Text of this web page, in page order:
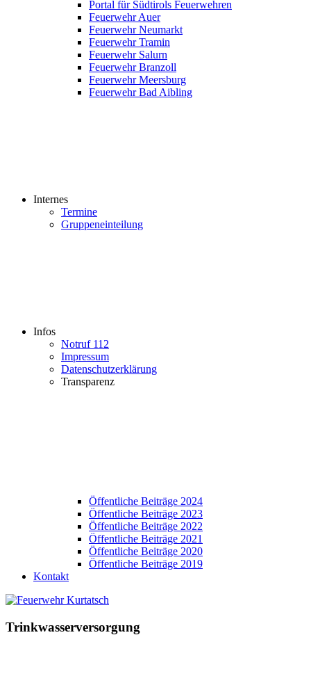
Portal für Südtirols Feuerwehren
Feuerwehr Auer
Feuerwehr Neumarkt
Feuerwehr Tramin
Feuerwehr Salurn
Feuerwehr Branzoll
Feuerwehr Meersburg
Feuerwehr Bad Aibling
Internes
Termine
Gruppeneinteilung
Infos
Notruf 112
Impressum
Datenschutzerklärung
Transparenz
Öffentliche Beiträge 2024
Öffentliche Beiträge 2023
Öffentliche Beiträge 2022
Öffentliche Beiträge 2021
Öffentliche Beiträge 2020
Öffentliche Beiträge 2019
Kontakt
Trinkwasserversorgung